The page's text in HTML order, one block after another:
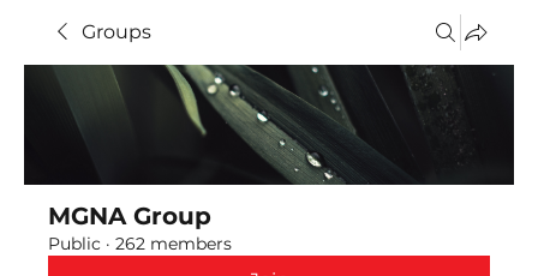
Groups
MGNA Group
Public · 262 members